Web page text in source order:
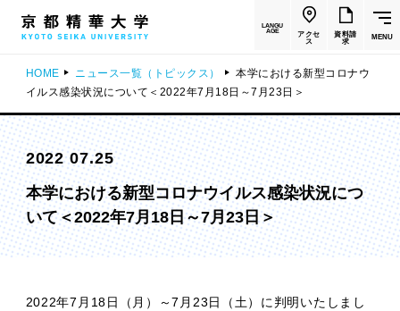
LANGU
AGE
アクセ
ス
資料請
求
MENU
HOME ニュース一覧（トピックス）
本学における新型コロナウ
イルス感染状況について＜2022年7月18日～7月23日＞
2022 07.25
本学における新型コロナウイルス感染状況につ
いて＜2022年7月18日～7月23日＞
2022年7月18日（月）～7月23日（土）に判明いたしまし